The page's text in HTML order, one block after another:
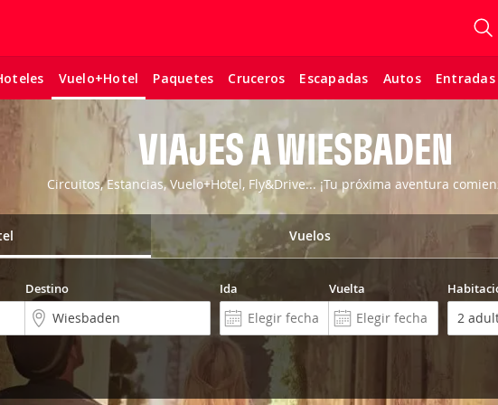
Vuelo+Hotel Paquetes Cruceros Escapadas Autos Entradas
VIAJES A WIESBADEN
Circuitos, Estancias, Vuelo+Hotel, Fly&Drive... ¡Tu próxima aventura
Vuelos
Destino Ida Vuelta